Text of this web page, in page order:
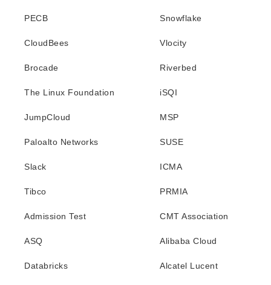
PECB Snowflake
CloudBees Vlocity
Brocade Riverbed
The Linux Foundation iSQI
JumpCloud MSP
Paloalto Networks SUSE
Slack ICMA
Tibco PRMIA
Admission Test CMT Association
ASQ Alibaba Cloud
Databricks Alcatel Lucent